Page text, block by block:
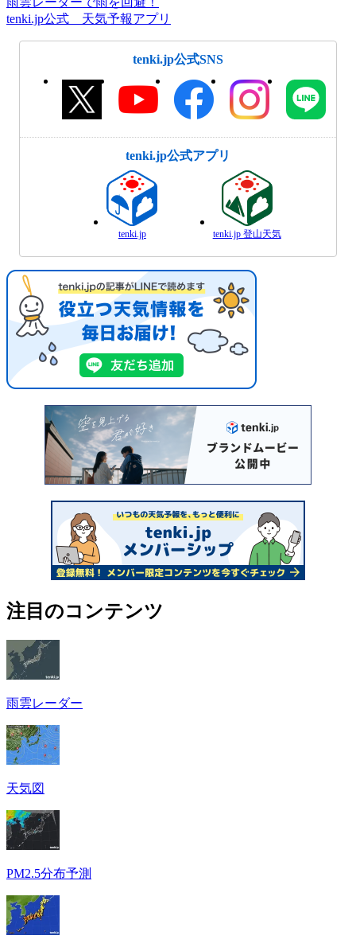
tenki.jp公式 天気予報アプリ
tenki.jp公式SNS
tenki.jp公式アプリ
tenki.jp tenki.jp 登山天気
注目のコンテンツ
雨雲レーダー
天気図
PM2.5分布予測